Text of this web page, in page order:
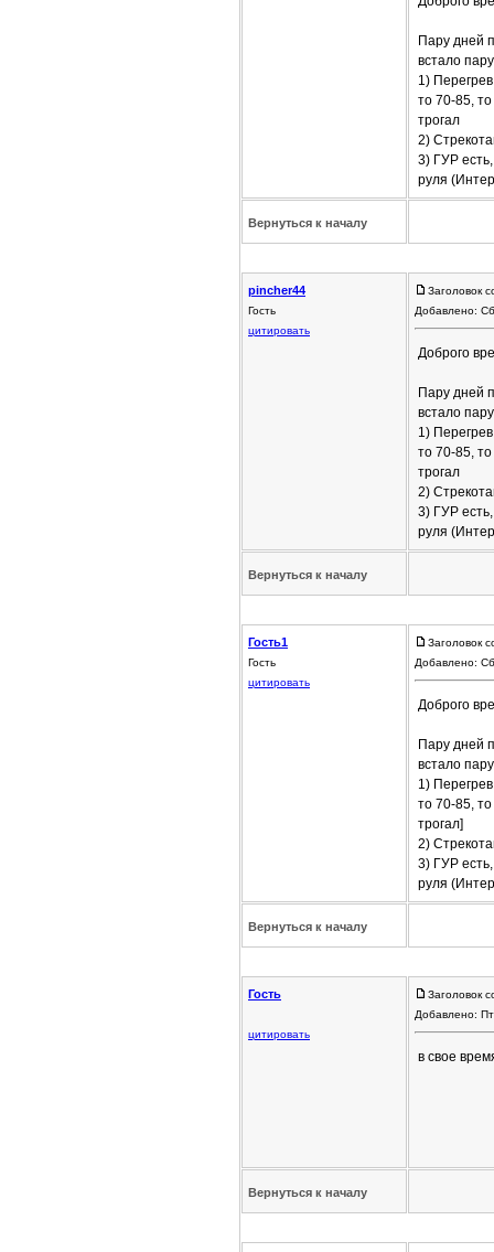
Пару дней
встало
1)
то 70-85,
трогал
2)
3) ГУР
руля
Вернуться к началу
pincher44
Гость
цитировать
Заголовок
Добавлено:
Доброго
Пару дней
встало
1)
то 70-85,
трогал
2)
3) ГУР
руля
Вернуться к началу
Гость1
Гость
цитировать
Заголовок
Добавлено:
Доброго
Пару дней
встало
1)
то 70-85,
трогал]
2)
3) ГУР
руля
Вернуться к началу
Гость
цитировать
Заголовок
Добавлено:
в свое
Вернуться к началу